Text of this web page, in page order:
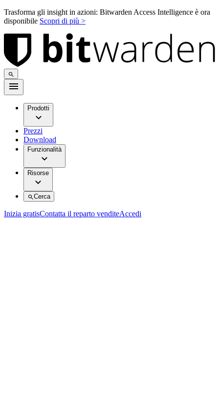
Trasforma gli insight in azioni: Bitwarden Access Intelligence è ora
disponibile Scopri di più >
Prodotti
Prezzi
Download
Funzionalità
Risorse
Cerca
Inizia gratisContatta il reparto venditeAccedi